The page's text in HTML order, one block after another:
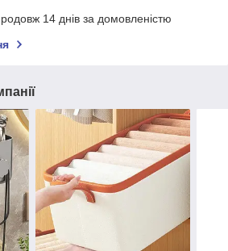
14 днів за домовленістю